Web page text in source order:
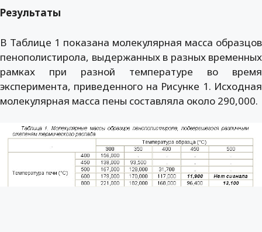
Результаты
В Таблице 1 показана молекулярная масса образцов
пенополистирола, выдержанных в разных временных
рамках при разной температуре во время
эксперимента, приведенного на Рисунке 1. Исходная
молекулярная масса пены составляла около 290,000.